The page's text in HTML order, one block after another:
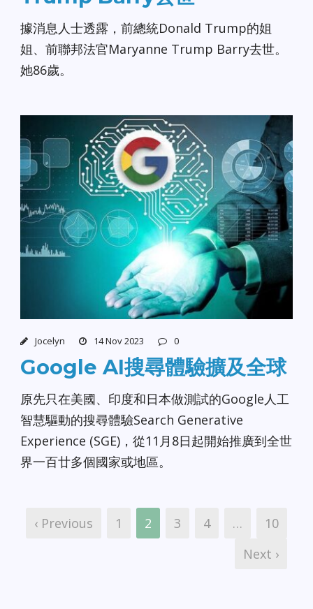
據消息人士透露，前總統Donald Trump的姐
姐、前聯邦法官Maryanne Trump Barry去世。
她86歲。
Jocelyn 14 Nov 2023 0
Google AI搜尋體驗擴及全球
原先只在美國、印度和日本做測試的Google人工
智慧驅動的搜尋體驗Search Generative
Experience (SGE)，從11月8日起開始推廣到全世
界一百廿多個國家或地區。
‹ Previous 1 2 3 4 …
10
Next ›